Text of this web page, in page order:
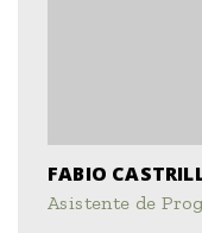
FABIO
Asistente de